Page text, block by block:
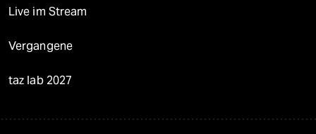
Live im Stream
Vergangene
taz lab 2027